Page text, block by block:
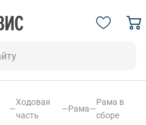
—
Ходовая
часть
—Рама—
Рама в
сборе